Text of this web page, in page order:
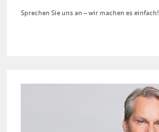
Sprechen Sie uns an – wir machen es einfach!